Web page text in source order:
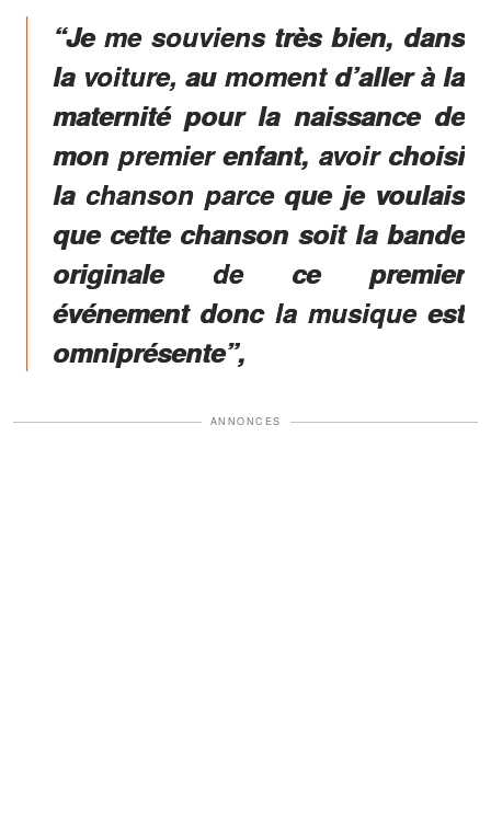
“Je me souviens très bien, dans
la voiture, au moment d’aller à la
maternité pour la naissance de
mon premier enfant, avoir choisi
la chanson parce que je voulais
que cette chanson soit la bande
originale de ce premier
événement donc la musique est
omniprésente”,
ANNONCES